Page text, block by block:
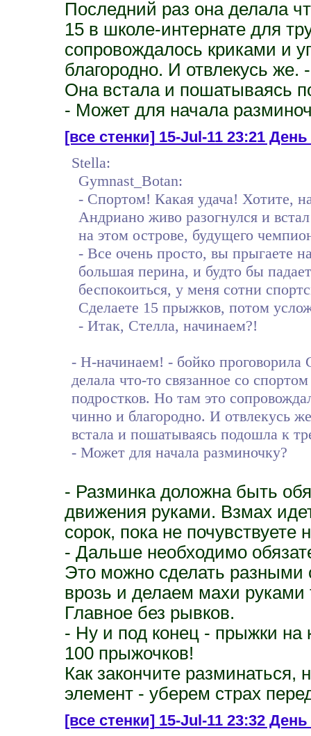
Последний раз она делала
15 в школе-интернате для
сопровождалось криками и
благородно. И отвлекусь
Она встала и пошатываясь
- Может для начала
[все стенки]15-Jul-11 23:21
Stella:
Gymnast_Botan:
- Спортом! Какая удача! Хотите,
Андриано живо разогнулся и
на этом острове, будущего
- Все очень просто, вы прыгаете
большая перина, и будто бы
беспокоиться, у меня сотни
Сделаете 15 прыжков, потом
- Итак, Стелла, начинаем?!
- Н-начинаем! - бойко проговорила
делала что-то связанное со
подростков. Но там это
чинно и благородно. И отвлекусь
встала и пошатываясь подошла к
- Может для начала разминочку?
- Разминка доложна быть
движения руками. Взмах
сорок, пока не
- Дальше необходимо
Это можно сделать разными
врозь и делаем махи руками
Главное без рывков.
- Ну и под конец - прыжки на
100 прыжочков!
Как закончите разминаться,
элемент - уберем страх
[все стенки]15-Jul-11 23:32 День